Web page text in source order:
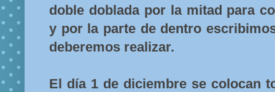
doble doblada por la mitad para
y por la parte de dentro
deberemos realizar.
El día 1 de diciembre se colocan